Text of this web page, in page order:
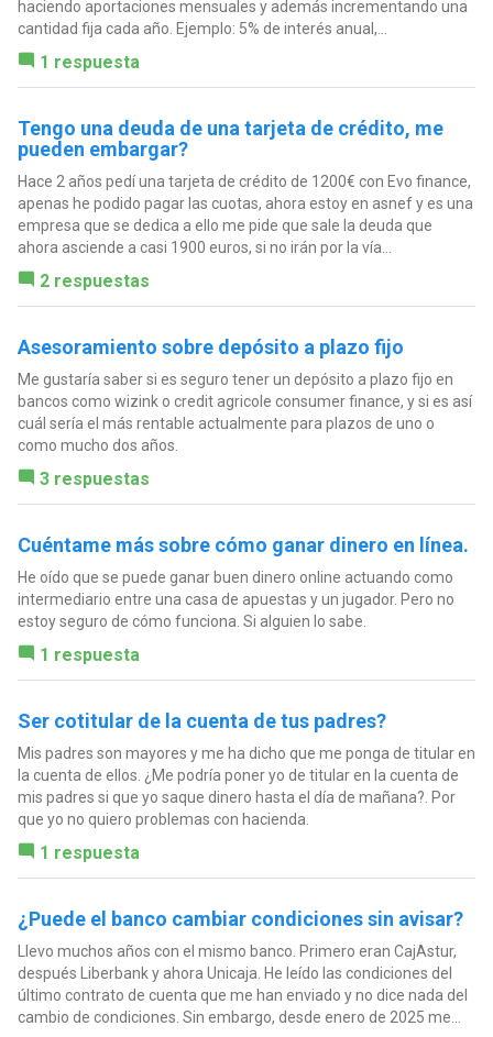
haciendo aportaciones mensuales y además incrementando una
cantidad fija cada año. Ejemplo: 5% de interés anual,...
1 respuesta
Tengo una deuda de una tarjeta de crédito, me
pueden embargar?
Hace 2 años pedí una tarjeta de crédito de 1200€ con Evo finance,
apenas he podido pagar las cuotas, ahora estoy en asnef y es una
empresa que se dedica a ello me pide que sale la deuda que
ahora asciende a casi 1900 euros, si no irán por la vía...
2 respuestas
Asesoramiento sobre depósito a plazo fijo
Me gustaría saber si es seguro tener un depósito a plazo fijo en
bancos como wizink o credit agricole consumer finance, y si es así
cuál sería el más rentable actualmente para plazos de uno o
como mucho dos años.
3 respuestas
Cuéntame más sobre cómo ganar dinero en línea.
He oído que se puede ganar buen dinero online actuando como
intermediario entre una casa de apuestas y un jugador. Pero no
estoy seguro de cómo funciona. Si alguien lo sabe.
1 respuesta
Ser cotitular de la cuenta de tus padres?
Mis padres son mayores y me ha dicho que me ponga de titular en
la cuenta de ellos. ¿Me podría poner yo de titular en la cuenta de
mis padres si que yo saque dinero hasta el día de mañana?. Por
que yo no quiero problemas con hacienda.
1 respuesta
¿Puede el banco cambiar condiciones sin avisar?
Llevo muchos años con el mismo banco. Primero eran CajAstur,
después Liberbank y ahora Unicaja. He leído las condiciones del
último contrato de cuenta que me han enviado y no dice nada del
cambio de condiciones. Sin embargo, desde enero de 2025 me...